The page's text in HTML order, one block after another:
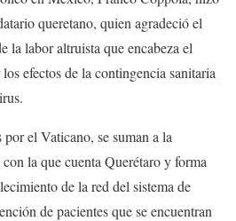
queretano, quien agradeció el
la labor altruista que encabeza el
efectos de la contingencia sanitaria
el Vaticano, se suman a la
la que cuenta Querétaro y forma
de la red del sistema de
de pacientes que se encuentran